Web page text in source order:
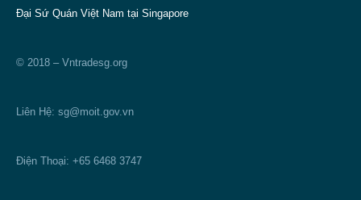
Đại Sứ Quán Việt Nam tại Singapore
© 2018 – Vntradesg.org
Liên Hệ: sg@moit.gov.vn
Điện Thoại: +65 6468 3747